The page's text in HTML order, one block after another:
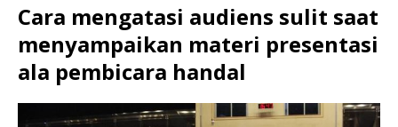
Cara mengatasi audiens sulit saat
menyampaikan materi presentasi
ala pembicara handal